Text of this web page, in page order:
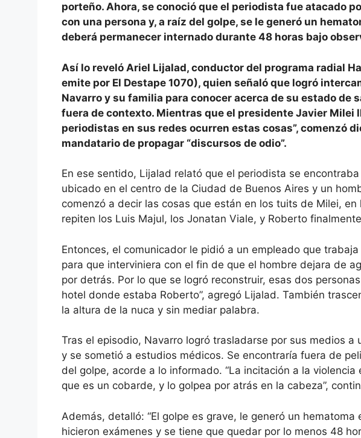
porteño. Ahora, se conoció que el periodista fue atacado
con una persona y, a raíz del golpe, se le generó un
deberá permanecer internado durante 48 horas bajo
Así lo reveló Ariel Lijalad, conductor del programa radial
emite por El Destape 1070), quien señaló que logró
Navarro y su familia para conocer acerca de su estado de
fuera de contexto. Mientras que el presidente Javier Milei
periodistas en sus redes ocurren estas cosas”, comenzó
mandatario de propagar “discursos de odio”.
En ese sentido, Lijalad relató que el periodista se
ubicado en el centro de la Ciudad de Buenos Aires y un
comenzó a decir las cosas que están en los tuits de Milei,
repiten los Luis Majul, los Jonatan Viale, y Roberto
Entonces, el comunicador le pidió a un empleado que
para que interviniera con el fin de que el hombre dejara de
por detrás. Por lo que se logró reconstruir, esas dos
hotel donde estaba Roberto”, agregó Lijalad. También
la altura de la nuca y sin mediar palabra.
Tras el episodio, Navarro logró trasladarse por sus medios
y se sometió a estudios médicos. Se encontraría fuera de
del golpe, acorde a lo informado. “La incitación a la
que es un cobarde, y lo golpea por atrás en la cabeza”,
Además, detalló: “El golpe es grave, le generó un hematoma
hicieron exámenes y se tiene que quedar por lo menos 48